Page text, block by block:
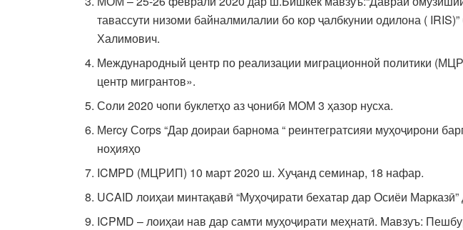
тавассути низоми байналмилалии бо кор ҷалбкунии одилона (
Халимович.
Международный центр по реализации миграционной политики
центр мигрантов».
Соли 2020 чопи буклетҳо аз ҷонибӣ МОМ 3 ҳазор нусха.
Меrcy Сorps “Дар доираи барнома “ реинтегратсияи муҳоҷирони
ноҳияҳо
ICMPD (МЦРИП) 10 март 2020 ш. Хуҷанд семинар, 18 нафар.
UCAID лоиҳаи минтақавӣ “Муҳоҷирати бехатар дар Осиёи
ICPMD – лоиҳаи нав дар самти муҳоҷирати меҳнатӣ. Мавзуъ: